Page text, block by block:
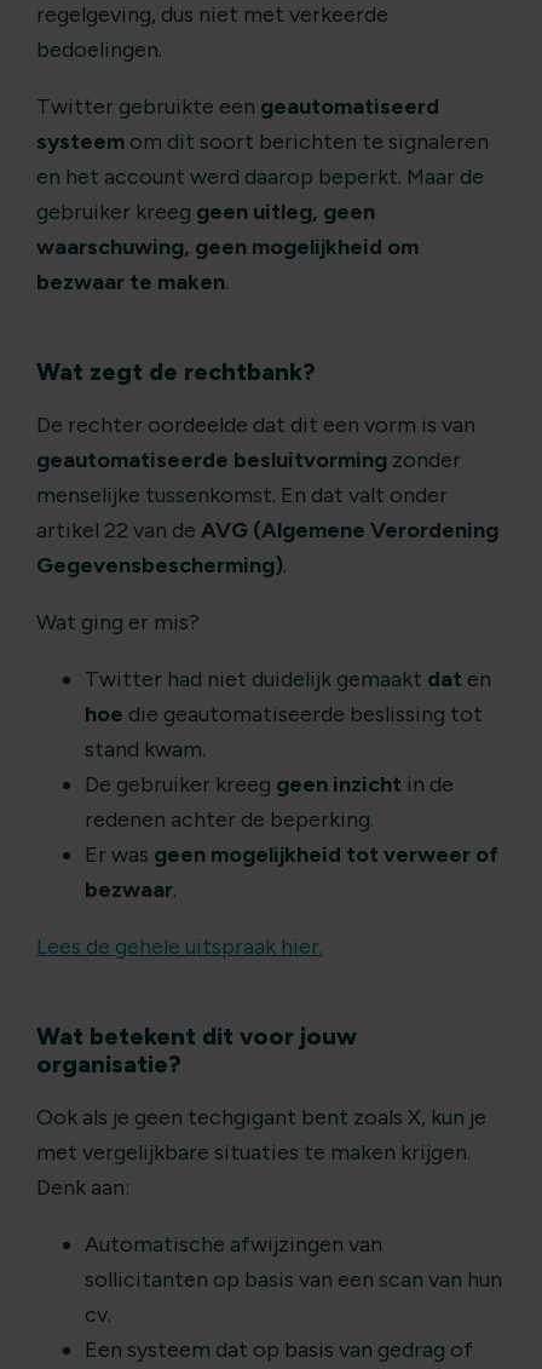
regelgeving, dus niet met verkeerde
bedoelingen.
Twitter gebruikte een geautomatiseerd
systeem om dit soort berichten te signaleren
en het account werd daarop beperkt. Maar de
gebruiker kreeg geen uitleg, geen
waarschuwing, geen mogelijkheid om
bezwaar te maken.
Wat zegt de rechtbank?
De rechter oordeelde dat dit een vorm is van
geautomatiseerde besluitvorming zonder
menselijke tussenkomst. En dat valt onder
artikel 22 van de AVG (Algemene Verordening
Gegevensbescherming).
Wat ging er mis?
Twitter had niet duidelijk gemaakt dat en
hoe die geautomatiseerde beslissing tot
stand kwam.
De gebruiker kreeg geen inzicht in de
redenen achter de beperking.
Er was geen mogelijkheid tot verweer of
bezwaar.
Lees de gehele uitspraak hier.
Wat betekent dit voor jouw
organisatie?
Ook als je geen techgigant bent zoals X, kun je
met vergelijkbare situaties te maken krijgen.
Denk aan:
Automatische afwijzingen van
sollicitanten op basis van een scan van hun
cv.
Een systeem dat op basis van gedrag of